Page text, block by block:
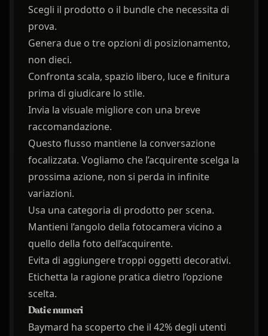
Scegli il prodotto o il bundle che necessita di
prova.
Genera due o tre opzioni di posizionamento,
non dieci.
Confronta scala, spazio libero, luce e finitura
prima di giudicare lo stile.
Invia la visuale migliore con una breve
raccomandazione.
Questo flusso mantiene la conversazione
focalizzata. Vogliamo che l’acquirente scelga la
prossima azione, non si perda in infinite
variazioni.
Usa una categoria di prodotto per scena.
Mantieni l’angolo della fotocamera vicino a
quello della foto dell’acquirente.
Evita di aggiungere troppi oggetti decorativi.
Etichetta la ragione pratica dietro l’opzione
scelta.
Dati e numeri
Baymard ha scoperto che il 42% degli utenti